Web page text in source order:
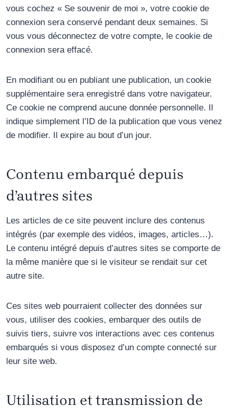
vous cochez « Se souvenir de moi », votre cookie de
connexion sera conservé pendant deux semaines. Si
vous vous déconnectez de votre compte, le cookie de
connexion sera effacé.
En modifiant ou en publiant une publication, un cookie
supplémentaire sera enregistré dans votre navigateur.
Ce cookie ne comprend aucune donnée personnelle. Il
indique simplement l’ID de la publication que vous venez
de modifier. Il expire au bout d’un jour.
Contenu embarqué depuis
d’autres sites
Les articles de ce site peuvent inclure des contenus
intégrés (par exemple des vidéos, images, articles…).
Le contenu intégré depuis d’autres sites se comporte de
la même manière que si le visiteur se rendait sur cet
autre site.
Ces sites web pourraient collecter des données sur
vous, utiliser des cookies, embarquer des outils de
suivis tiers, suivre vos interactions avec ces contenus
embarqués si vous disposez d’un compte connecté sur
leur site web.
Utilisation et transmission de